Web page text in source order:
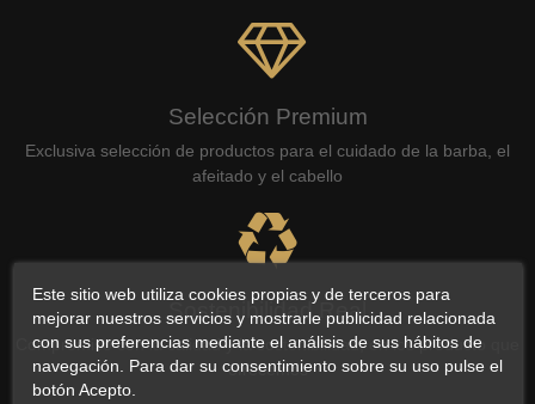
Este sitio web utiliza cookies propias y de terceros para
mejorar nuestros servicios y mostrarle publicidad relacionada
con sus preferencias mediante el análisis de sus hábitos de
navegación. Para dar su consentimiento sobre su uso pulse el
botón Acepto.
Selección Premium
Exclusiva selección de productos para el cuidado de la barba, el
afeitado y el cabello
Sostenibilidad Real
Compromiso con la calidad y la sostenibilidad, en los producto que
ofrecemos